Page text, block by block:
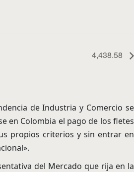
4,438.58
de Industria y Comercio se
en Colombia el pago de los fletes
propios criterios y sin entrar en
del Mercado que rija en la